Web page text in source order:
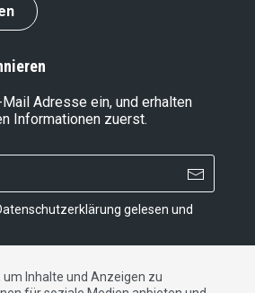
Adresse ein, und erhalten
Informationen zuerst.
gelesen und
um Inhalte und Anzeigen zu